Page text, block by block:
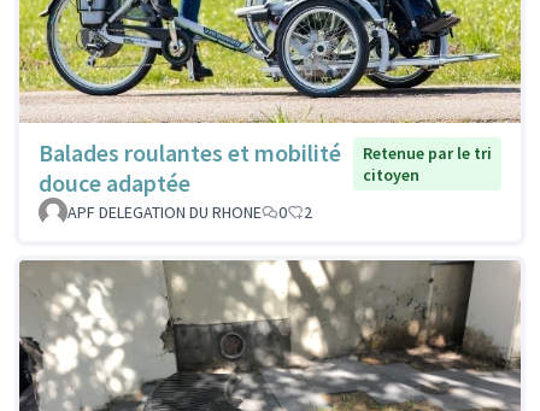
Balades roulantes et mobilité
douce adaptée
Retenue par le tri
citoyen
APF DELEGATION DU RHONE
0 2